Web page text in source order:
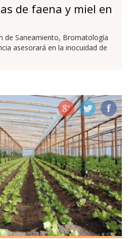
de faena y miel en
de Saneamiento, Bromatología
asesorará en la inocuidad de